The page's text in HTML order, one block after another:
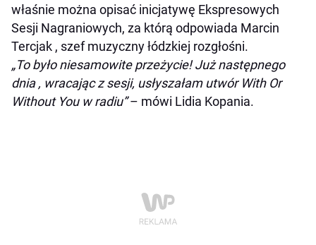
właśnie można opisać inicjatywę Ekspresowych
Sesji Nagraniowych, za którą odpowiada Marcin
Tercjak , szef muzyczny łódzkiej rozgłośni.
„To było niesamowite przeżycie! Już następnego
dnia , wracając z sesji, usłyszałam utwór With Or
Without You w radiu”– mówi Lidia Kopania.